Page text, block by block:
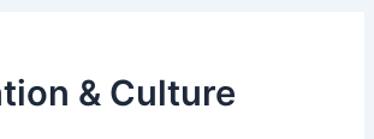
& Culture